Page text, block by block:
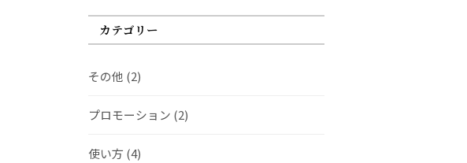
カテゴリー
その他 (2)
プロモーション (2)
使い方 (4)